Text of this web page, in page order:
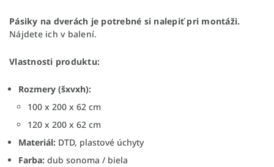
Pásiky na dverách je potrebné si nalepiť pri montáži.
Nájdete ich v balení.
Vlastnosti produktu:
Rozmery (šxvxh):
100 x 200 x 62 cm
120 x 200 x 62 cm
Materiál: DTD, plastové úchyty
Farba: dub sonoma / biela